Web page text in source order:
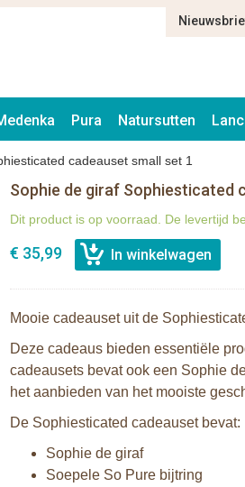
Pura Natursutten
cadeauset small set 1
Sophie de giraf Sophiesticated
Dit product is op voorraad. De levertijd
€ 35,99
Mooie cadeauset uit de
Deze cadeaus bieden essentiële
cadeausets bevat ook een Sophie
het aanbieden van het mooiste
De Sophiesticated cadeauset bevat:
Sophie de giraf
Soepele So Pure bijtring